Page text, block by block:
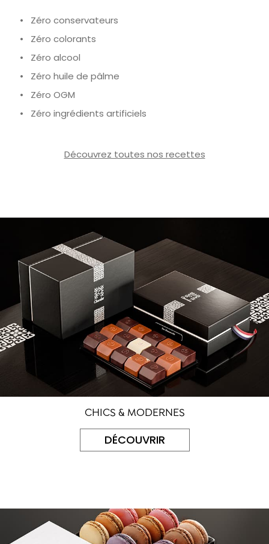
• Zéro conservateurs
• Zéro colorants
• Zéro alcool
• Zéro huile de pâlme
• Zéro OGM
• Zéro ingrédients artificiels
Découvrez toutes nos recettes
CHICS & MODERNES
DÉCOUVRIR